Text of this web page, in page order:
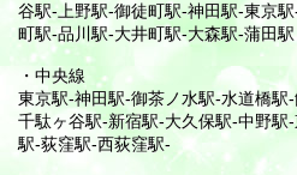
谷駅-上野駅-御徒町駅-神田駅-東京
町駅-品川駅-大井町駅-大森駅-蒲田駅
・中央線
東京駅-神田駅-御茶ノ水駅-水道橋駅
千駄ヶ谷駅-新宿駅-大久保駅-中野駅
駅-荻窪駅-西荻窪駅-